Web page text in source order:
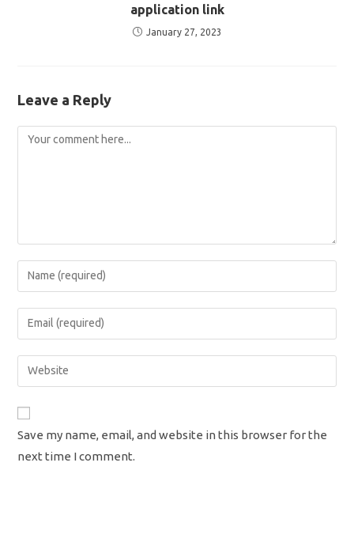
application link
January 27, 2023
Leave a Reply
Comment
Enter
your
name
comment
Enter
your
email
address
Enter
your
URL
(optional)
Save my name, email, and website in this browser for the
next time I comment.